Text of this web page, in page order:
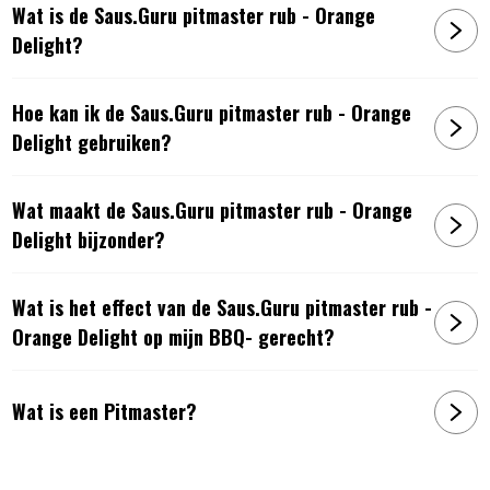
De Dry Rubs zijn samengesteld uit de beste ingrediënten.
Topklasse specerijen die met uiterste precisie zijn verwerkt
een optimale verdeling van de ingrediënten en dus voor de
perfecte ‘bark’. Deze blends dragen ook een betere
over de ideale dosering.
Voor het ultieme resultaat wordt de volgende
toepassingsvolgorde geadviseerd:
Stap 1 – De Basis:
Wat is de Saus.Guru pitmaster rub - Orange
Delight?
Hoe kan ik de Saus.Guru pitmaster rub - Orange
Delight gebruiken?
Wat maakt de Saus.Guru pitmaster rub - Orange
Delight bijzonder?
Wat is het effect van de Saus.Guru pitmaster rub -
Orange Delight op mijn BBQ- gerecht?
Wat is een Pitmaster?